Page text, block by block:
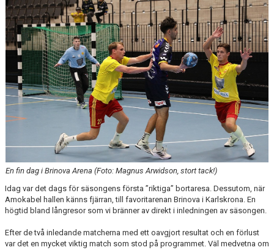
KALENDER
KONTAKT
En fin dag i Brinova Arena (Foto: Magnus Arwidson, stort tack!)
Idag var det dags för säsongens första ”riktiga” bortaresa. Dessutom, när
Amokabel hallen känns fjärran, till favoritarenan Brinova i Karlskrona. En
högtid bland långresor som vi bränner av direkt i inledningen av säsongen.
Efter de två inledande matcherna med ett oavgjort resultat och en förlust
var det en mycket viktig match som stod på programmet. Väl medvetna om